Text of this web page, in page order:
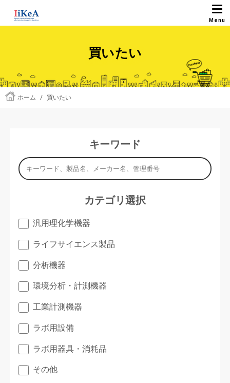
買いたい
ホーム / 買いたい
キーワード
カテゴリ選択
汎用理化学機器
ライフサイエンス製品
分析機器
環境分析・計測機器
工業計測機器
ラボ用設備
ラボ用器具・消耗品
その他